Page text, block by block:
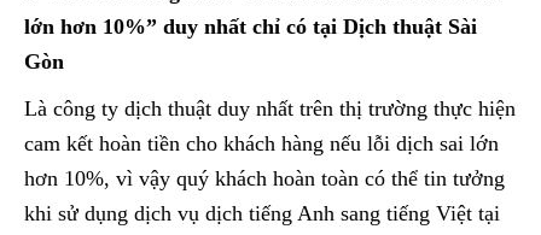
lớn hơn 10%” duy nhất chỉ có tại Dịch thuật Sài
Gòn
Là công ty dịch thuật duy nhất trên thị trường thực hiện
cam kết hoàn tiền cho khách hàng nếu lỗi dịch sai lớn
hơn 10%, vì vậy quý khách hoàn toàn có thể tin tưởng
khi sử dụng dịch vụ dịch tiếng Anh sang tiếng Việt tại